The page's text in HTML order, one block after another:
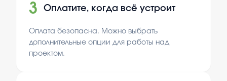
3 Оплатите, когда всё устроит
Оплата безопасна. Можно выбрать
дополнительные опции для работы над
проектом.